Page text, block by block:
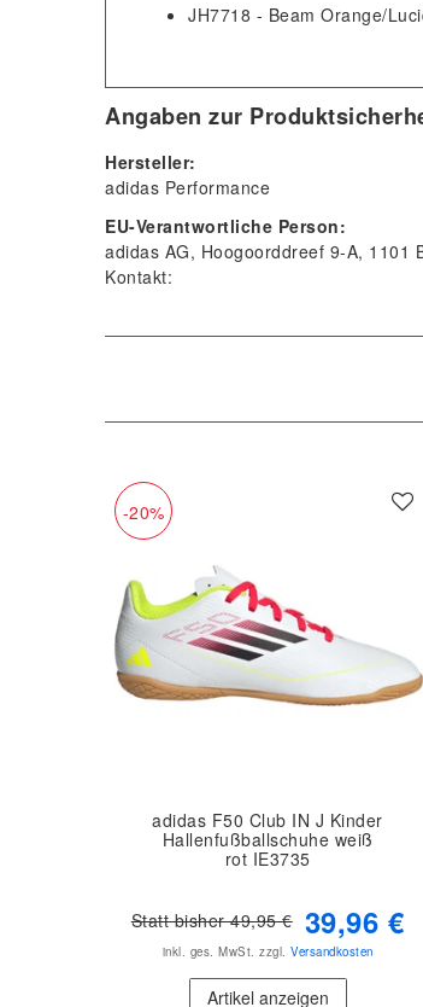
JH7718 - Beam Orange/
Angaben zur
Hersteller:
adidas Performance
EU-Verantwortliche Person:
adidas AG Hoogoorddreef 9-A 1101
Kontakt:
-20%
adidas F50 Club IN J Kinder
Hallenfußballschuhe weiß
rot IE3735
Statt bisher 49,95 € 39,96 €
inkl. ges. MwSt. zzgl. Versandkosten
Artikel anzeigen